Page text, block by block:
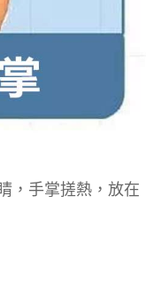
，手掌搓熱，放在